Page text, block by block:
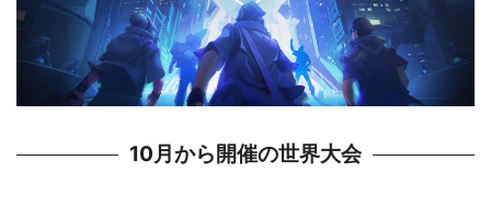
10月から開催の世界大会